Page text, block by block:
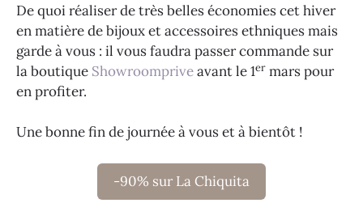
De quoi réaliser de très belles économies cet hiver
en matière de bijoux et accessoires ethniques mais
garde à vous : il vous faudra passer commande sur
la boutique Showroompriveavant le 1er mars pour
en profiter.
Une bonne fin de journée à vous et à bientôt !
-90% sur La Chiquita